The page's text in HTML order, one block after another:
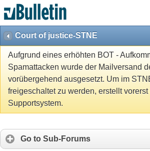
Court of justice-STNE
Aufgrund eines erhöhten BOT -
Spamattacken wurde der Mailversand
vorübergehend ausgesetzt. Um im
freigeschaltet zu werden, erstellt
Supportsystem.
Go to Sub-Forums